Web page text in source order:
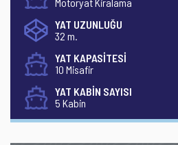
YAT UZUNLUĞU
32 m.
YAT KAPASİTESİ
10 Misafir
YAT KABİN SAYISI
5 Kabin